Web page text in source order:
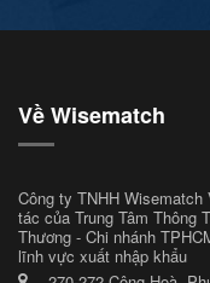
Về Wisematch
Công ty TNHH
tác của Trung Tâm Thông
Thương - Chi nhánh
lĩnh vực xuất nhập khẩu